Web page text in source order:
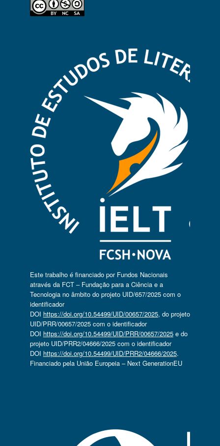
Este trabalho é financiado por Fundos Nacionais
através da FCT – Fundação para a Ciência e a
Tecnologia no âmbito do projeto UID/657/2025 com o
identificador
DOI https://doi.org/10.54499/UID/00657/2025, do projeto
UID/PRR/00657/2025 com o identificador
DOI https://doi.org/10.54499/UID/PRR/00657/2025e do
projeto UID/PRR2/04666/2025 com o identificador
DOI https://doi.org/10.54499/UID/PRR2/04666/2025.
Financiado pela União Europeia – Next GenerationEU